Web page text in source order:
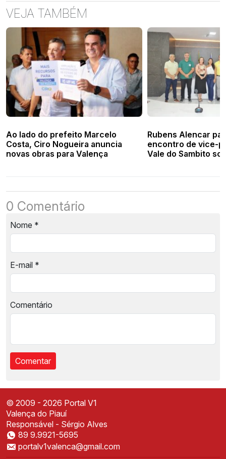
VEJA TAMBÉM
Ao lado do prefeito Marcelo
Costa, Ciro Nogueira anuncia
novas obras para Valença
Rubens Alencar
encontro de vice-
Vale do Sambito
0 Comentário
Nome *
E-mail *
Comentário
Instale o Portal V1
Acesse mais rápido direto da sua tela inicial
© 2009 - 2026 Portal V1
Valença do Piauí
Responsável - Sérgio Alves
89 9.9921-5695
portalv1valenca@gmail.com